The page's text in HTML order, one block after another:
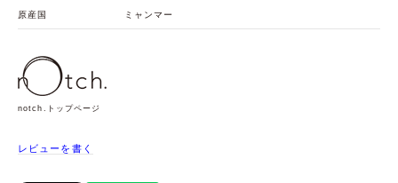
原産国 ミャンマー
notch.トップページ
レビューを書く